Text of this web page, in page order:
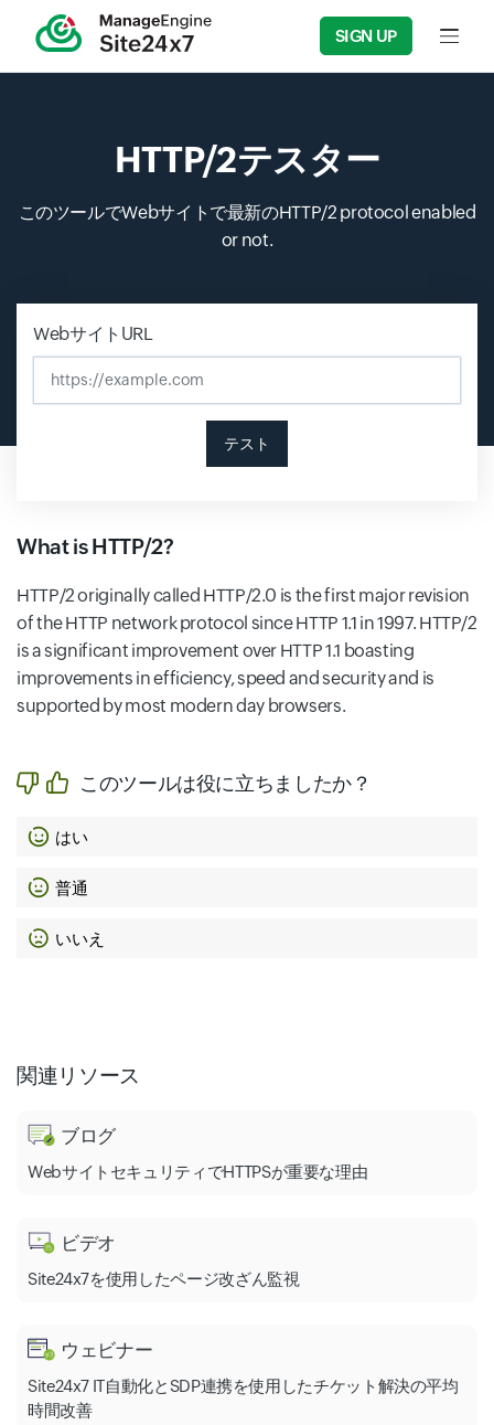
SIGN UP Input
HTTP/2テスター
このツールでWebサイトで最新のHTTP/2 protocol enabled
or not.
Input field
Input field
Input field
WebサイトURL
テスト
What is HTTP/2?
HTTP/2 originally called HTTP/2.0 is the first major revision
of the HTTP network protocol since HTTP 1.1 in 1997. HTTP/2
is a significant improvement over HTTP 1.1 boasting
improvements in efficiency, speed and security and is
supported by most modern day browsers.
このツールは役に立ちましたか？
はい
普通
いいえ
関連リソース
ブログ
WebサイトセキュリティでHTTPSが重要な理由
ビデオ
Site24x7を使用したページ改ざん監視
ウェビナー
Site24x7 IT自動化とSDP連携を使用したチケット解決の平均
時間改善